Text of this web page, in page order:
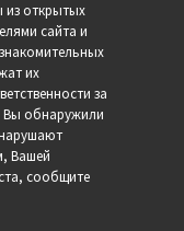
из открытых
сайта и
их
за
Вы обнаружили
Вашей
сообщите